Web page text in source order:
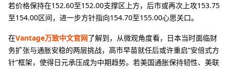
若价格保持在152.60至152.00支撑区上方，后市或再次上攻153.75
至154.00区间，进一步方针指向154.70至155.00心思关口。
在Vantage万致中文官网了解到，从微观角度看，日本当时面临财
务扩张与通胀安稳的两层挑战，高市早苗就任后或许重启“安倍式方
针”框架，使得日元承压成为中期趋势。若美国通胀保持韧性、美联